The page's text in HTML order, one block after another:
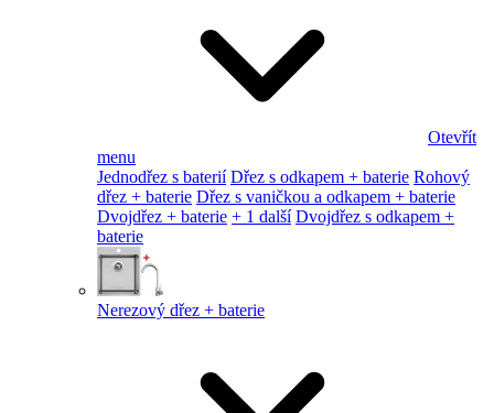
Otevřít
menu
Jednodřez s baterií Dřez s odkapem + baterie Rohový
dřez + baterie Dřez s vaničkou a odkapem + baterie
Dvojdřez + baterie + 1 další Dvojdřez s odkapem +
baterie
Nerezový dřez + baterie